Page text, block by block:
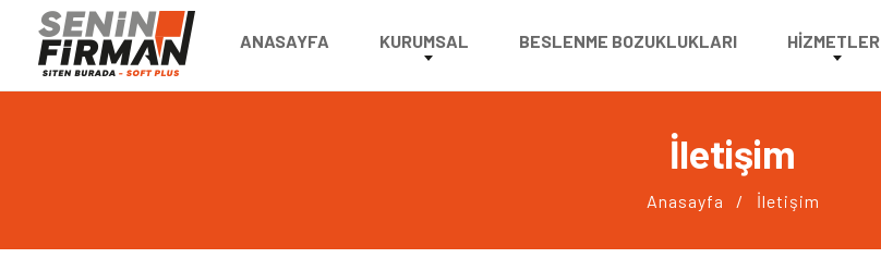
ANASAYFA KURUMSAL BESLENME BOZUKLUKLARI HIZMETLER
İletişim
Anasayfa İletişim